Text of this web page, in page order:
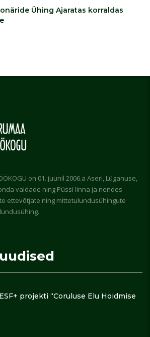
Ühing Ajaratas korraldas
on 01. juunil 2006.a Aseri, Lüganuse,
valdade ning Püssi linna ja nendes
ettevõtjate ning mittetulundusühingute
projekti “Coruluse Elu Hoidmise